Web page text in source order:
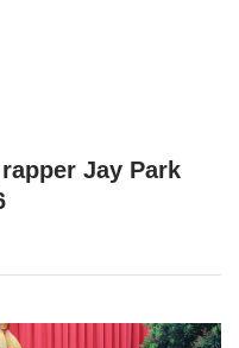
Jay Park